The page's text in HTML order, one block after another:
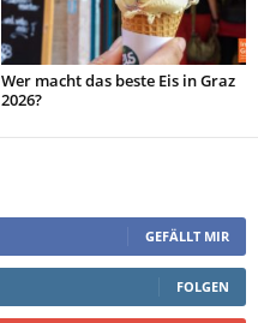
Wer macht das beste Eis in Graz
2026?
GEFÄLLT MIR
FOLGEN